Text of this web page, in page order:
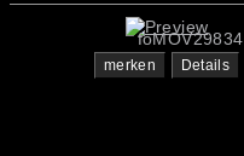
foMOV29834
merken Details